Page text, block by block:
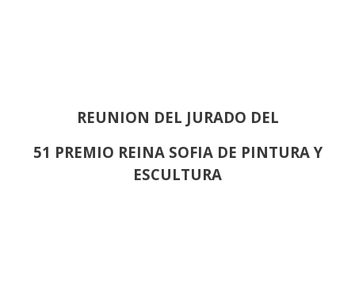
REUNION DEL JURADO DEL
51 PREMIO REINA SOFIA DE PINTURA Y
ESCULTURA